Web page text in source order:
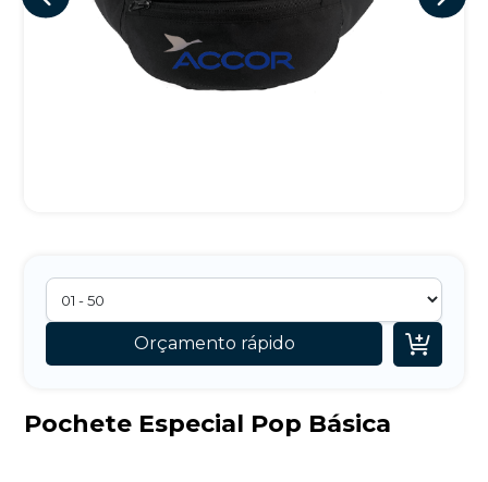
Orçamento rápido 
Pochete Especial Pop Básica
Iniciar conversa